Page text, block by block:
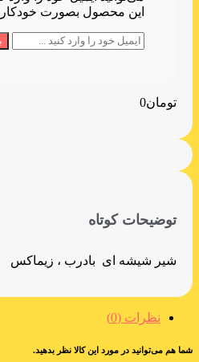
این محصول بصورت خودکار
تومان0
توضیحات کوتاه
شیر شیشه ای بادرب ، زیماکس
نظرات (0)
شما هم می‌توانید در مورد این کالا نظر بدهید.